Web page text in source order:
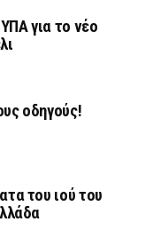
για το νέο
οδηγούς!
του ιού του